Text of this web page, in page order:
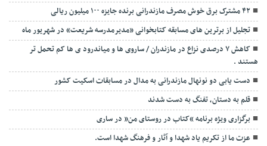
۴۲ مشترک برق خوش مصرف مازندرانی برنده جایزه ۱۰۰ میلیون ریالی
تجلیل از برترین های مسابقه کتابخوانی «مدیرمدرسه شریعت» در شهریور ماه
کاهش ۷ درصدی نزاع در مازندران / ساروی ها و میاندرود ی ها کم تحمل تر
هستند‌ .
دست یابی دو نونهال مازندرانی به مدال در مسابقات اسکیت کشور
قلم به دستان، تفنگ به دست شدند
برگزاری ویژه برنامه “کتاب در روستای من” در ساری
عزت ما از تکریم یاد شهدا و آثار و فرهنگ شهدا است.